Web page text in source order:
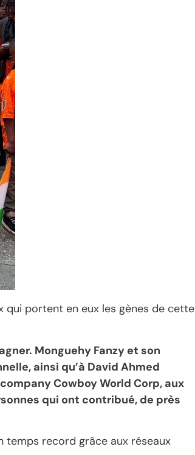
portent en eux les gènes de cette
Monguehy Fanzy et son
ainsi qu’à David Ahmed
Cowboy World Corp, aux
qui ont contribué, de près
temps record grâce aux réseaux